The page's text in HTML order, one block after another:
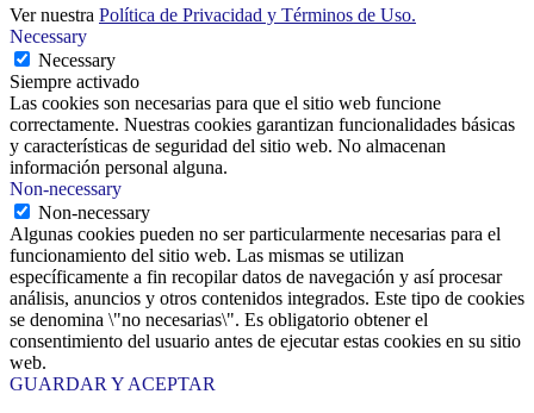
Ver nuestra Política de Privacidad y Términos de Uso.
Necessary
Necessary
Siempre activado
Las cookies son necesarias para que el sitio web funcione
correctamente. Nuestras cookies garantizan funcionalidades básicas
y características de seguridad del sitio web. No almacenan
información personal alguna.
Non-necessary
Non-necessary
Algunas cookies pueden no ser particularmente necesarias para el
funcionamiento del sitio web. Las mismas se utilizan
específicamente a fin recopilar datos de navegación y así procesar
análisis, anuncios y otros contenidos integrados. Este tipo de cookies
se denomina \"no necesarias\". Es obligatorio obtener el
consentimiento del usuario antes de ejecutar estas cookies en su sitio
web.
GUARDAR Y ACEPTAR